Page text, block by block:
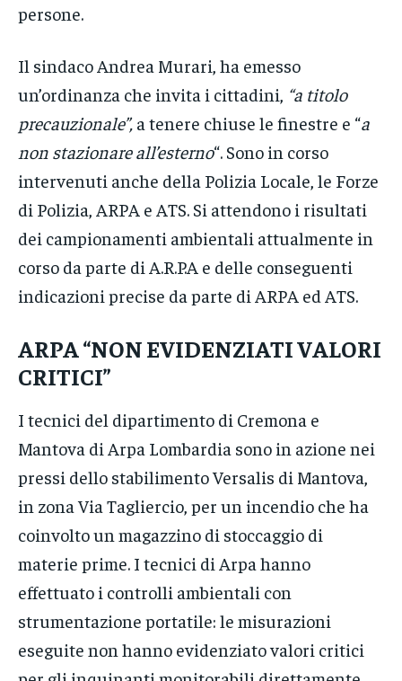
persone.
Il sindaco Andrea Murari, ha emesso
un’ordinanza che invita i cittadini, “a titolo
precauzionale”, a tenere chiuse le finestre e “a
non stazionare all’esterno“. Sono in corso
intervenuti anche della Polizia Locale, le Forze
di Polizia, ARPA e ATS. Si attendono i risultati
dei campionamenti ambientali attualmente in
corso da parte di A.R.P.A e delle conseguenti
indicazioni precise da parte di ARPA ed ATS.
ARPA “NON EVIDENZIATI VALORI
CRITICI”
I tecnici del dipartimento di Cremona e
Mantova di Arpa Lombardia sono in azione nei
pressi dello stabilimento Versalis di Mantova,
in zona Via Tagliercio, per un incendio che ha
coinvolto un magazzino di stoccaggio di
materie prime. I tecnici di Arpa hanno
effettuato i controlli ambientali con
strumentazione portatile: le misurazioni
eseguite non hanno evidenziato valori critici